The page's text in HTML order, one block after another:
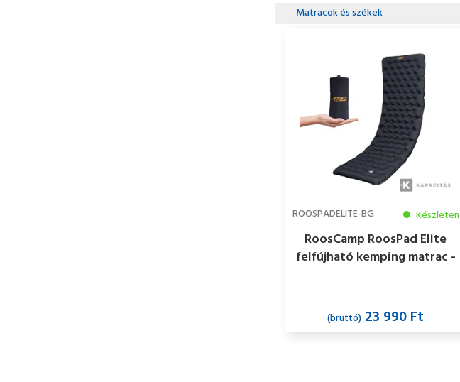
Matracok és székek
ROOSPADELITE-BG Készleten
RoosCamp RoosPad Elite
felfújható kemping matrac -
/ szürke
(bruttó) 23 990 Ft